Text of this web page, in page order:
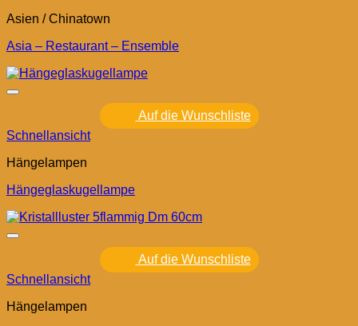
Asien / Chinatown
Asia – Restaurant – Ensemble
Auf die Wunschliste
Schnellansicht
Hängelampen
Hängeglaskugellampe
Auf die Wunschliste
Schnellansicht
Hängelampen